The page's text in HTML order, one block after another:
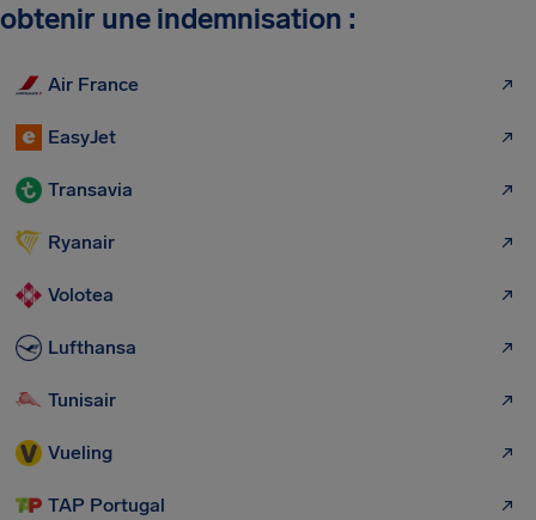
obtenir une indemnisation :
Air France
EasyJet
Transavia
Ryanair
Volotea
Lufthansa
Tunisair
Vueling
TAP Portugal